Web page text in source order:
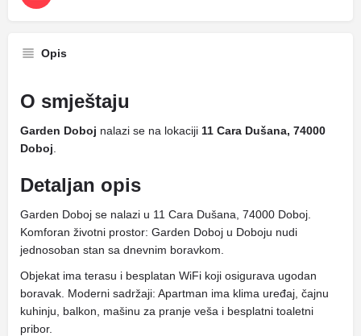
Opis
O smještaju
Garden Doboj nalazi se na lokaciji 11 Cara Dušana, 74000
Doboj
Detaljan opis
Garden Doboj se nalazi u 11 Cara Dušana, 74000 Doboj.
Komforan životni prostor: Garden Doboj u Doboju nudi
jednosoban stan sa dnevnim boravkom.
Objekat ima terasu i besplatan WiFi koji osigurava ugodan
boravak. Moderni sadržaji: Apartman ima klima uređaj, čajnu
kuhinju, balkon, mašinu za pranje veša i besplatni toaletni
pribor.